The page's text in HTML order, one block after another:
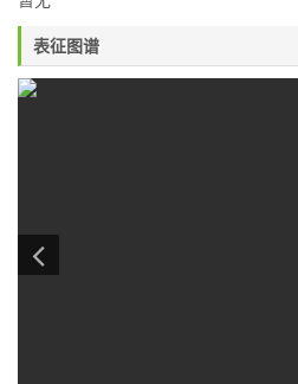
表征图谱